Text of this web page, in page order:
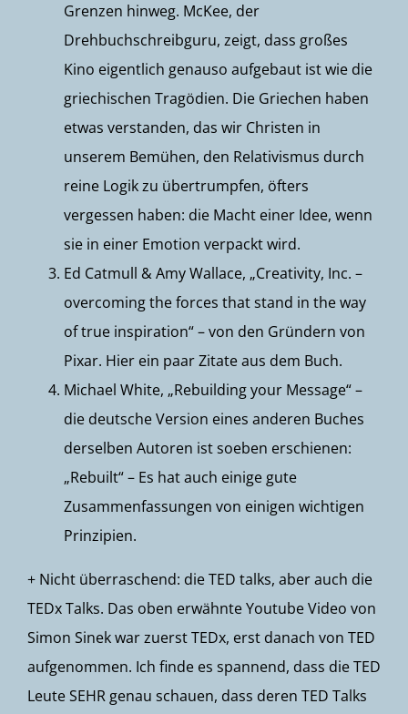
Grenzen hinweg. McKee, der
Drehbuchschreibguru, zeigt, dass großes
Kino eigentlich genauso aufgebaut ist wie die
griechischen Tragödien. Die Griechen haben
etwas verstanden, das wir Christen in
unserem Bemühen, den Relativismus durch
reine Logik zu übertrumpfen, öfters
vergessen haben: die Macht einer Idee, wenn
sie in einer Emotion verpackt wird.
Ed Catmull & Amy Wallace, „Creativity, Inc. –
overcoming the forces that stand in the way
of true inspiration“ – von den Gründern von
Pixar. Hier ein paar Zitateaus dem Buch.
Michael White, „Rebuilding your Message“ –
die deutsche Version eines anderen Buches
derselben Autoren ist soeben erschienen:
„Rebuilt“ – Es hat auch einige gute
Zusammenfassungen von einigen wichtigen
Prinzipien.
+ Nicht überraschend: die TED talks, aber auch die
TEDx Talks. Das oben erwähnteYoutube Video von
Simon Sinekwar zuerst TEDx, erst danach von TED
aufgenommen. Ich finde es spannend, dass die TED
Leute SEHR genau schauen, dass deren TED Talks